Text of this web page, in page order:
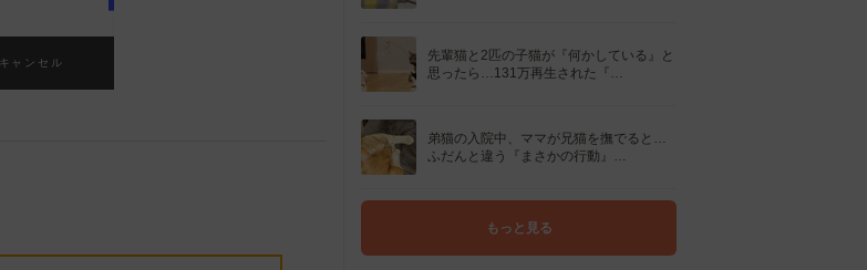
キャンセル
先輩猫と2匹の子猫が『何かしている』と
思ったら…131万再生された『…
弟猫の入院中、ママが兄猫を撫でると…
ふだんと違う『まさかの行動』…
もっと見る